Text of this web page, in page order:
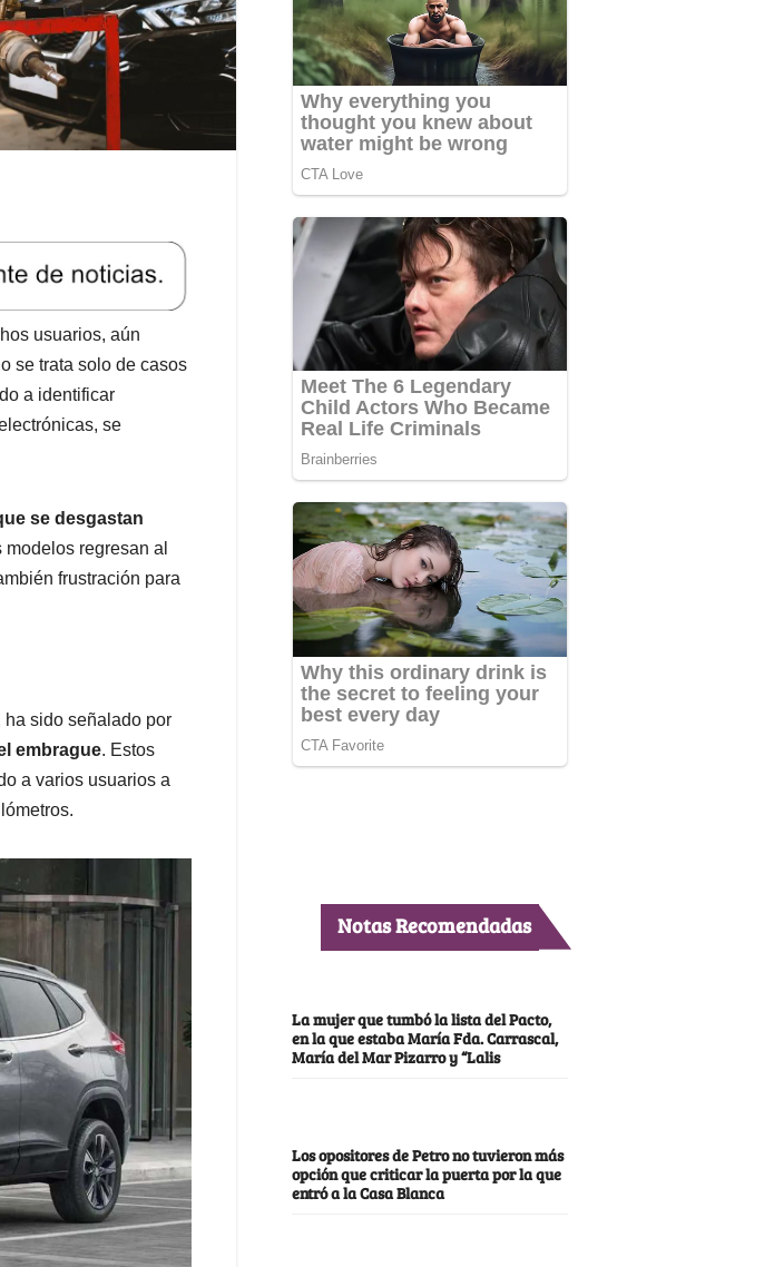
usuarios, aún
se trata solo de casos
a identificar
se
se desgastan
regresan al
frustración para
ha sido señalado por
embrague. Estos
a varios usuarios a
Notas Recomendadas
La mujer que tumbó la lista del Pacto,
en la que estaba María Fda. Carrascal,
María del Mar Pizarro y “Lalis
Los opositores de Petro no tuvieron más
opción que criticar la puerta por la que
entró a la Casa Blanca